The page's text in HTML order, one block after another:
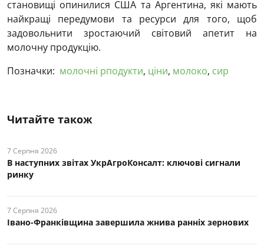
становищі опинилися США та Аргентина, які мають
найкращі передумови та ресурси для того, щоб
задовольнити зростаючий світовий апетит на
молочну продукцію.
Позначки: молочні рподукти, ціни, молоко, сир
Читайте також
7 Серпня 2026
В наступних звітах УкрАгроКонсалт: ключові cигнали
ринку
7 Серпня 2026
Івано-Франківщина завершила жнива ранніх зернових